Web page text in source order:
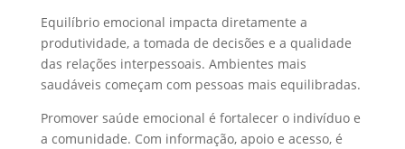
Equilíbrio emocional impacta diretamente a
produtividade, a tomada de decisões e a qualidade
das relações interpessoais. Ambientes mais
saudáveis começam com pessoas mais equilibradas.
Promover saúde emocional é fortalecer o indivíduo e
a comunidade. Com informação, apoio e acesso, é